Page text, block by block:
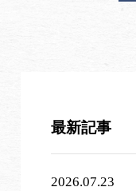
最新記事
2026.07.23